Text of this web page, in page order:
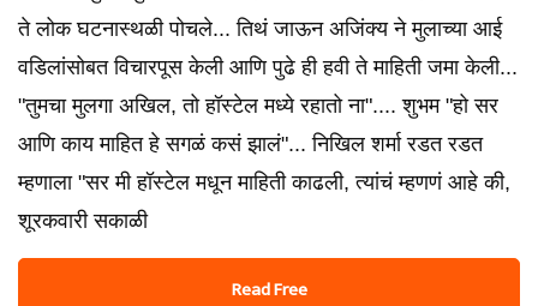
ते लोक घटनास्थळी पोचले... तिथं जाऊन अजिंक्य ने मुलाच्या आई
वडिलांसोबत विचारपूस केली आणि पुढे ही हवी ते माहिती जमा केली...
"तुमचा मुलगा अखिल, तो हॉस्टेल मध्ये रहातो ना".... शुभम "हो सर
आणि काय माहित हे सगळं कसं झालं"... निखिल शर्मा रडत रडत
म्हणाला "सर मी हॉस्टेल मधून माहिती काढली, त्यांचं म्हणणं आहे की,
शूरकवारी सकाळी
Read Free